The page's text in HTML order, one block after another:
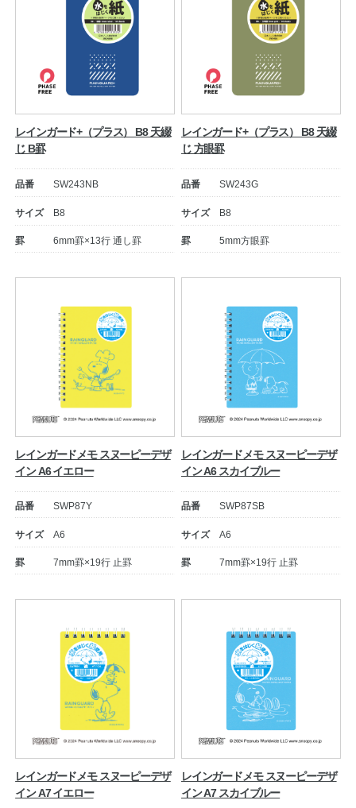
レインガード+（プラス） B8 天綴
じ B罫
品番 SW243NB
サイズ B8
罫 6mm罫×13行 通し罫
レインガード+（プラス） B8 天綴
じ 方眼罫
品番 SW243G
サイズ B8
罫 5mm方眼罫
レインガードメモ スヌーピーデザ
イン A6 イエロー
品番 SWP87Y
サイズ A6
罫 7mm罫×19行 止罫
レインガードメモ スヌーピーデザ
イン A6 スカイブルー
品番 SWP87SB
サイズ A6
罫 7mm罫×19行 止罫
レインガードメモ スヌーピーデザ
イン A7 イエロー
レインガードメモ スヌーピーデザ
イン A7 スカイブルー